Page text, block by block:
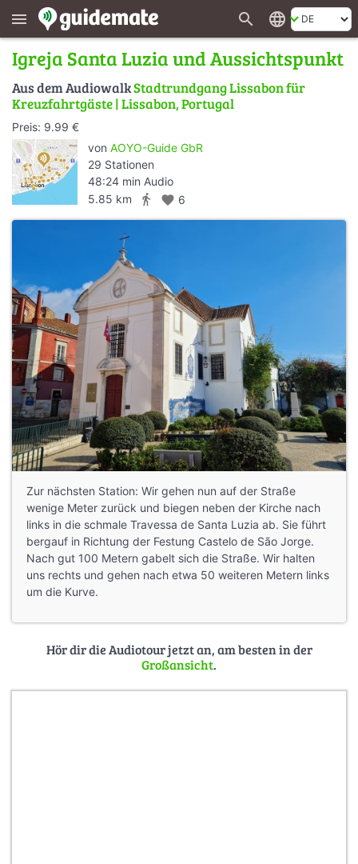
menu search language
Igreja Santa Luzia und Aussichtspunkt
Aus dem AudiowalkStadtrundgang Lissabon für
Kreuzfahrtgäste | Lissabon, Portugal
Preis: 9.99 €
von AOYO-Guide GbR
29 Stationen
48:24 min Audio
5.85 km
directions_walk favorite 6
Zur nächsten Station: Wir gehen nun auf der Straße
wenige Meter zurück und biegen neben der Kirche nach
links in die schmale Travessa de Santa Luzia ab. Sie führt
bergauf in Richtung der Festung Castelo de São Jorge.
Nach gut 100 Metern gabelt sich die Straße. Wir halten
uns rechts und gehen nach etwa 50 weiteren Metern links
um die Kurve.
Hör dir die Audiotour jetzt an, am besten in der
Großansicht.